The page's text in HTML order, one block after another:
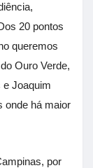
20 pontos
queremos
Ouro Verde,
e Joaquim
onde há maior
por